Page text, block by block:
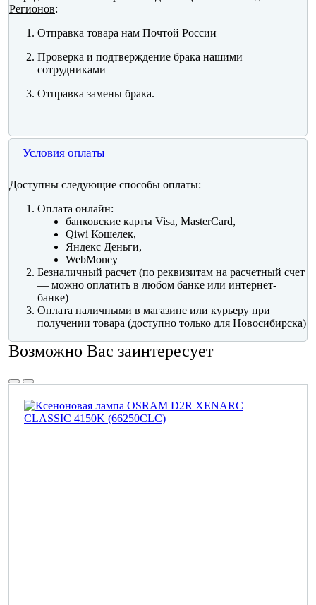
Регионов:
Отправка товара нам Почтой России
Проверка и подтверждение брака нашими
сотрудниками
Отправка замены брака.
Условия оплаты
Доступны следующие способы оплаты:
Оплата онлайн:
банковские карты Visa, MasterCard,
Qiwi Кошелек,
Яндекс Деньги,
WebMoney
Безналичный расчет (по реквизитам на расчетный счет
— можно оплатить в любом банке или интернет-
банке)
Оплата наличными в магазине или курьеру при
получении товара (доступно только для Новосибирска)
Возможно Вас заинтересует